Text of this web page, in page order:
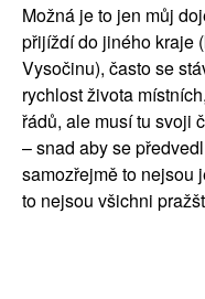
Možná je to jen můj
přijíždí do jiného kraje
Vysočinu), často se
rychlost života
řádů, ale musí tu svoji
– snad aby se
samozřejmě to nejsou
to nejsou všichni